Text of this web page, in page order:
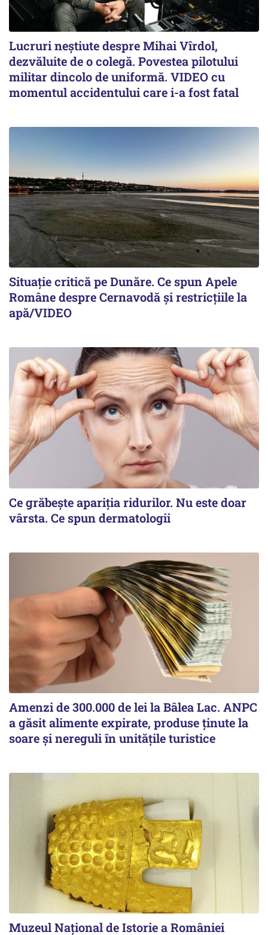
Lucruri neștiute despre Mihai Vîrdol,
dezvăluite de o colegă. Povestea pilotului
militar dincolo de uniformă. VIDEO cu
momentul accidentului care i-a fost fatal
Situație critică pe Dunăre. Ce spun Apele
Române despre Cernavodă și restricțiile la
apă/VIDEO
Ce grăbește apariția ridurilor. Nu este doar
vârsta. Ce spun dermatologii
Amenzi de 300.000 de lei la Bâlea Lac. ANPC
a găsit alimente expirate, produse ținute la
soare și nereguli în unitățile turistice
Muzeul Național de Istorie a României